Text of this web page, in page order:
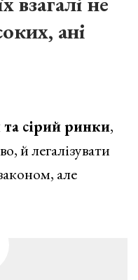
ані
сірий ринки,
й легалізувати
але